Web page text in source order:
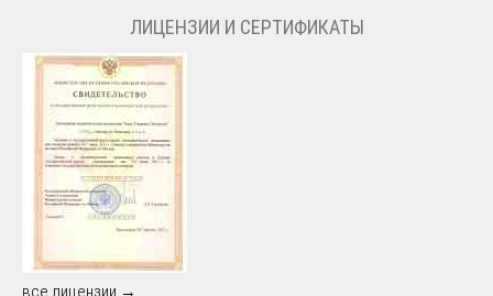
ЛИЦЕНЗИИ И СЕРТИФИКАТЫ
все лицензии →